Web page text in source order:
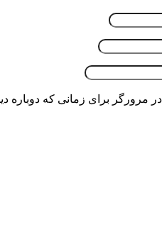
مرورگر برای زمانی که دوباره